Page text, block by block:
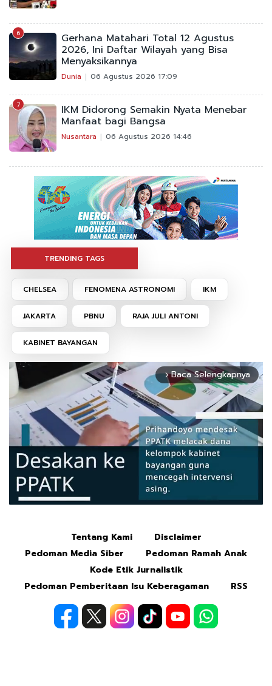
6 Gerhana Matahari Total 12 Agustus
2026, Ini Daftar Wilayah yang Bisa
Menyaksikannya
Dunia 06 Agustus 2026 17:09
7 IKM Didorong Semakin Nyata Menebar
Manfaat bagi Bangsa
Nusantara 06 Agustus 2026 14:46
TRENDING TAGS
CHELSEA FENOMENA ASTRONOMI IKM
JAKARTA PBNU RAJA JULI ANTONI
KABINET BAYANGAN
arrow_forward_ios Baca Selengkapnya
Tentang Kami
Disclaimer
Pedoman Media Siber
Pedoman Ramah Anak
Kode Etik Jurnalistik
Pedoman Pemberitaan Isu Keberagaman
RSS